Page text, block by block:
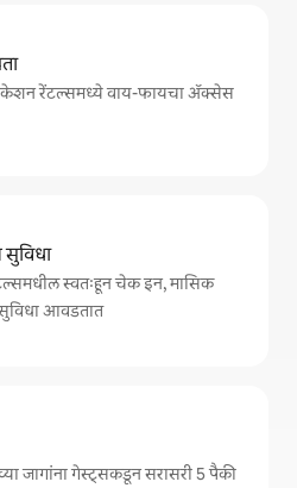
रेंटल्समध्ये वाय-फायचा अ‍ॅक्सेस
सुविधा
स्वतःहून चेक इन, मासिक
आवडतात
जागांना गेस्ट्सकडून सरासरी 5 पैकी